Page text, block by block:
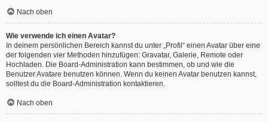
Nach oben
Wie verwende ich einen Avatar?
In deinem persönlichen Bereich kannst du unter „Profil“ einen Avatar über eine
der folgenden vier Methoden hinzufügen: Gravatar, Galerie, Remote oder
Hochladen. Die Board-Administration kann bestimmen, ob und wie die
Benutzer Avatare benutzen können. Wenn du keinen Avatar benutzen kannst,
solltest du die Board-Administration kontaktieren.
Nach oben